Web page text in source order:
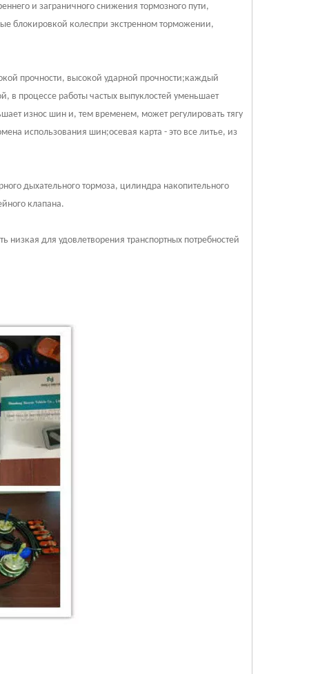
и заграничного снижения тормозного пути,
блокировкой колеспри экстренном торможении,
прочности, высокой ударной прочности;каждый
в процессе работы частых выпуклостей уменьшает
износ шин и, тем временем, может регулировать тягу
использования шин;осевая карта - это все литье, из
дыхательного тормоза, цилиндра накопительного
клапана.
низкая для удовлетворения транспортных потребностей